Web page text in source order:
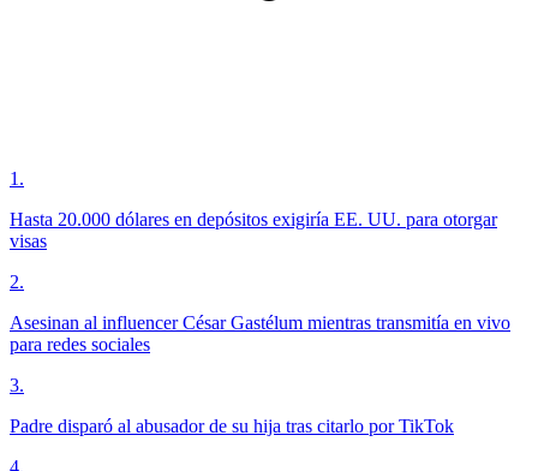
1 .
Hasta 20.000 dólares en depósitos exigiría EE. UU. para otorgar
visas
2.
Asesinan al influencer César Gastélum mientras transmitía en vivo
para redes sociales
3.
Padre disparó al abusador de su hija tras citarlo por TikTok
4.